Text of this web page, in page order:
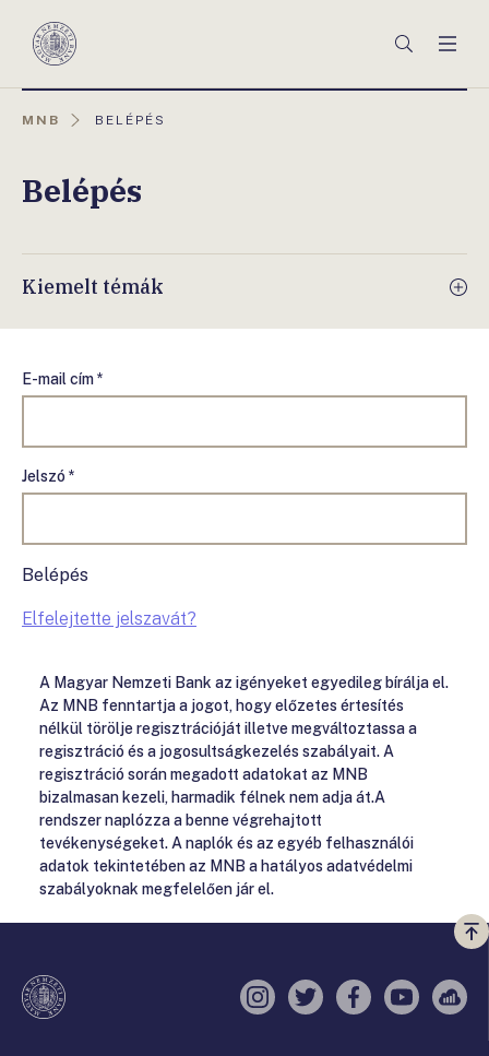
Magyar
Keresés
MNB
AKTUÁLIS
BELÉPÉS
Belépés
Kiemelt témák
E-mail cím *
Jelszó *
Belépés
Elfelejtette jelszavát?
A Magyar Nemzeti Bank az igényeket egyedileg bírálja el.
Az MNB fenntartja a jogot, hogy előzetes értesítés
nélkül törölje regisztrációját illetve megváltoztassa a
regisztráció és a jogosultságkezelés szabályait. A
regisztráció során megadott adatokat az MNB
bizalmasan kezeli, harmadik félnek nem adja át.A
rendszer naplózza a benne végrehajtott
tevékenységeket. A naplók és az egyéb felhasználói
adatok tekintetében az MNB a hatályos adatvédelmi
szabályoknak megfelelően jár el.
a
Instagram
TwitterFacebook
YouTube